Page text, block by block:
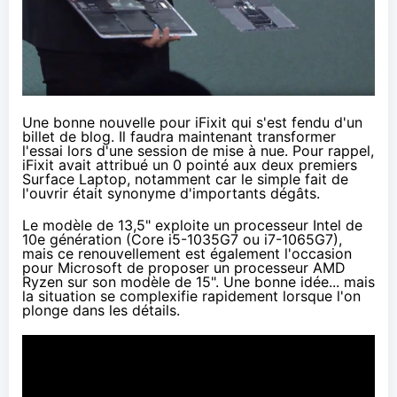
Une bonne nouvelle pour iFixit qui s'est fendu d'un
billet de blog. Il faudra maintenant transformer
l'essai lors d'une session de mise à nue. Pour rappel,
iFixit avait attribué un 0 pointé aux deux premiers
Surface Laptop, notamment car le simple fait de
l'ouvrir était synonyme d'importants dégâts.
Le modèle de 13,5" exploite un processeur Intel de
10e génération (Core i5-1035G7 ou i7-1065G7),
mais ce renouvellement est également l'occasion
pour Microsoft de proposer un processeur AMD
Ryzen sur son modèle de 15". Une bonne idée... mais
la situation se complexifie rapidement lorsque l'on
plonge dans les détails.